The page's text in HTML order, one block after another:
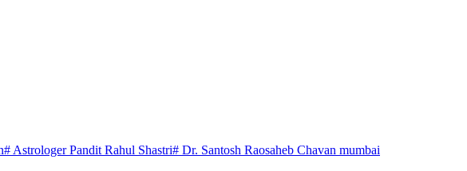
# Astrologer Pandit Rahul Shastri# Dr. Santosh Raosaheb Chavan mumbai